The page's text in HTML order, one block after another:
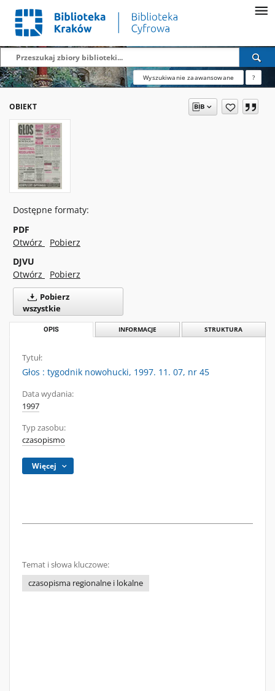
Wyszukiwanie zaawansowane ?
OBIEKT
Dostępne formaty:
PDF
Otwórz
Pobierz
DJVU
Otwórz
Pobierz
Pobierz
wszystkie
OPIS INFORMACJE STRUKTURA
Tytuł:
Głos : tygodnik nowohucki, 1997. 11. 07, nr 45
Data wydania:
1997
Typ zasobu:
czasopismo
Więcej
Temat i słowa kluczowe:
czasopisma regionalne i lokalne